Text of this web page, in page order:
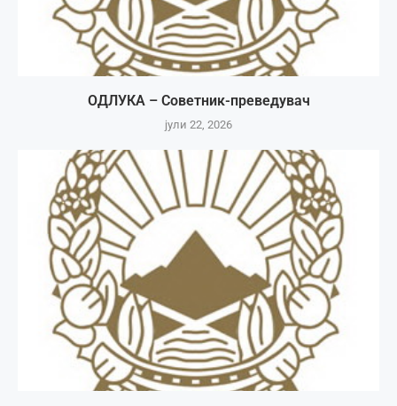
ОДЛУКА – Советник-преведувач
јули 22, 2026